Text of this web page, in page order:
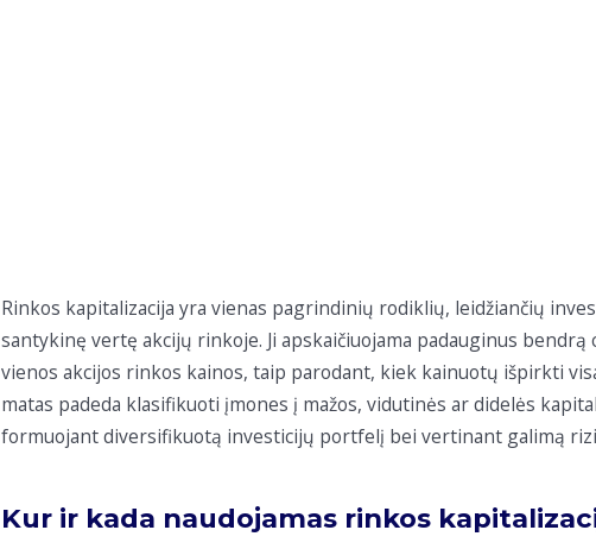
Rinkos kapitalizacija yra vienas pagrindinių rodiklių, leidžiančių
santykinę vertę akcijų rinkoje. Ji apskaičiuojama padauginus
vienos akcijos rinkos kainos, taip parodant, kiek kainuotų išpirkti
matas padeda klasifikuoti įmones į mažos, vidutinės ar didelės
formuojant diversifikuotą investicijų portfelį bei vertinant galimą
Kur ir kada naudojamas rinkos